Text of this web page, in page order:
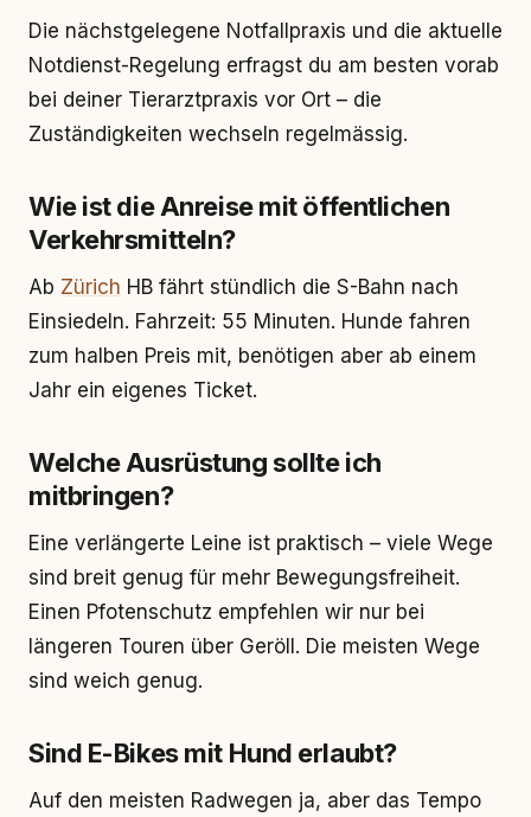
Die nächstgelegene Notfallpraxis und die aktuelle
Notdienst-Regelung erfragst du am besten vorab
bei deiner Tierarztpraxis vor Ort – die
Zuständigkeiten wechseln regelmässig.
Wie ist die Anreise mit öffentlichen
Verkehrsmitteln?
Ab Zürich HB fährt stündlich die S-Bahn nach
Einsiedeln. Fahrzeit: 55 Minuten. Hunde fahren
zum halben Preis mit, benötigen aber ab einem
Jahr ein eigenes Ticket.
Welche Ausrüstung sollte ich
mitbringen?
Eine verlängerte Leine ist praktisch – viele Wege
sind breit genug für mehr Bewegungsfreiheit.
Einen Pfotenschutz empfehlen wir nur bei
längeren Touren über Geröll. Die meisten Wege
sind weich genug.
Sind E-Bikes mit Hund erlaubt?
Auf den meisten Radwegen ja, aber das Tempo